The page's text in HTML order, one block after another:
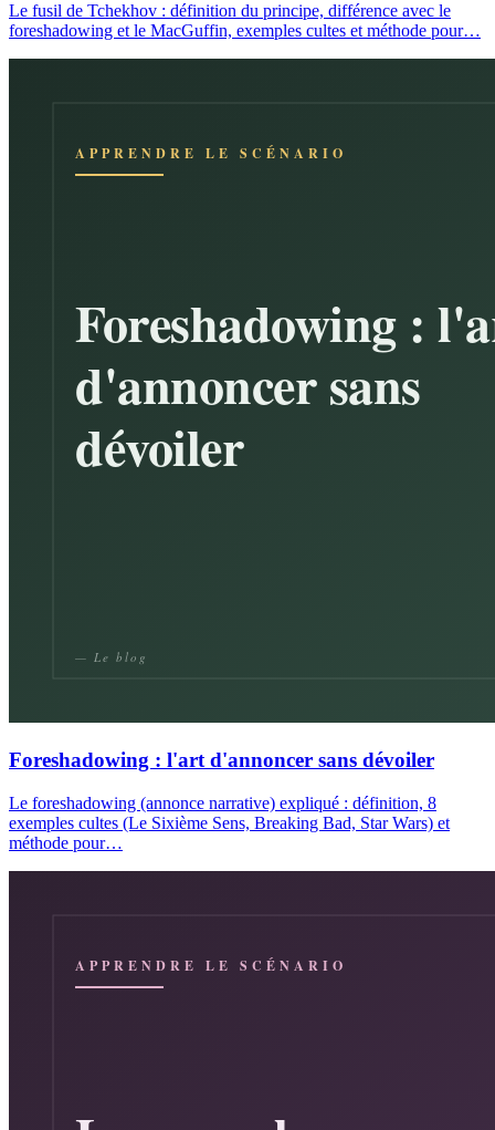
Le fusil de Tchekhov : définition du principe, différence avec le
foreshadowing et le MacGuffin, exemples cultes et méthode pour…
Foreshadowing : l'art d'annoncer sans dévoiler
Le foreshadowing (annonce narrative) expliqué : définition, 8
exemples cultes (Le Sixième Sens, Breaking Bad, Star Wars) et
méthode pour…